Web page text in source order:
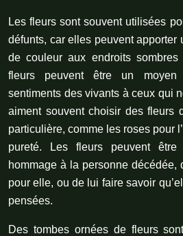
Les fleurs sont souvent utilisées
défunts, car elles peuvent apporter
de couleur aux endroits
fleurs peuvent être un moyen
sentiments des vivants à ceux qui
aiment souvent choisir des fleurs
particulière, comme les roses pour
pureté. Les fleurs peuvent
hommage à la personne décédée,
pour elle, ou de lui faire savoir
pensées.
Des tombes ornées de fleurs